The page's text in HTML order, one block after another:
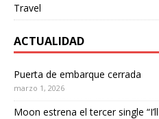
Travel
ACTUALIDAD
Puerta de embarque cerrada
marzo 1, 2026
Moon estrena el tercer single